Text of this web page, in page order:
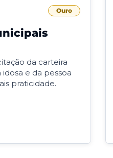
Ouro
da carteira
e da pessoa
praticidade.